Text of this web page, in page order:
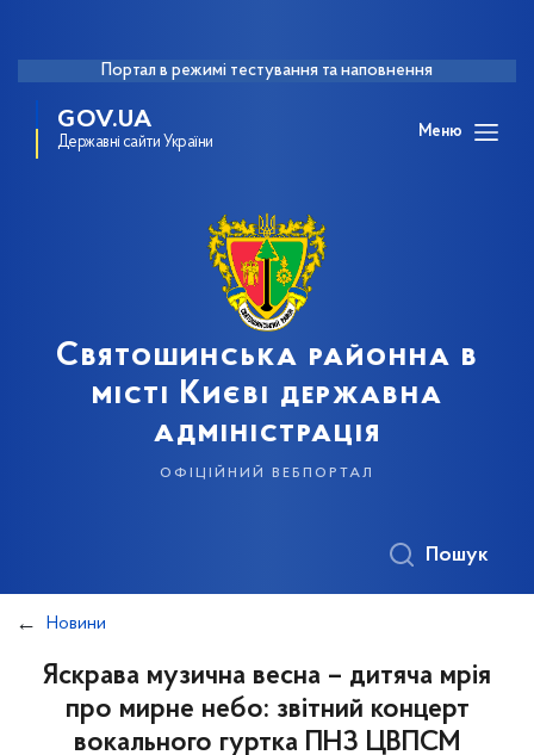
Портал в режимі тестування та наповнення
GOV.UA
Державні сайти України
Меню
Святошинська районна в
місті Києві державна
адміністрація
офіційний вебпортал
Пошук
Новини
Яскрава музична весна – дитяча мрія
про мирне небо: звітний концерт
вокального гуртка ПНЗ ЦВПСМ